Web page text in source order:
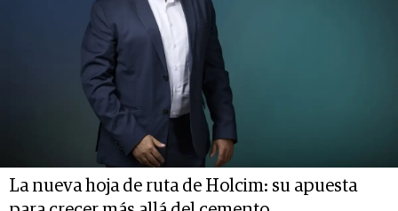
La nueva hoja de ruta de Holcim: su apuesta